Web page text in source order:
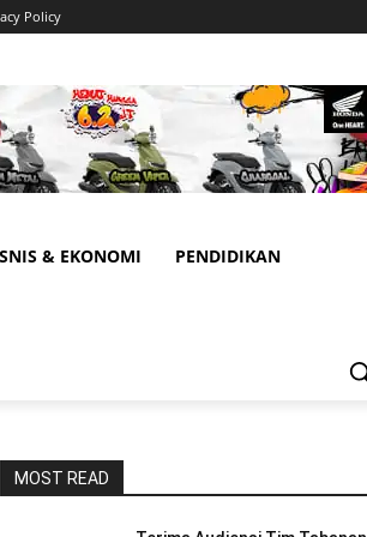
Policy
& EKONOMI PENDIDIKAN
MOST READ